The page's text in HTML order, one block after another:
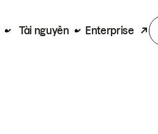
Tài nguyên Enterprise